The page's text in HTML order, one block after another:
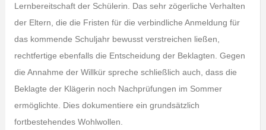
Lernbereitschaft der Schülerin. Das sehr zögerliche Verhalten
der Eltern, die die Fristen für die verbindliche Anmeldung für
das kommende Schuljahr bewusst verstreichen ließen,
rechtfertige ebenfalls die Entscheidung der Beklagten. Gegen
die Annahme der Willkür spreche schließlich auch, dass die
Beklagte der Klägerin noch Nachprüfungen im Sommer
ermöglichte. Dies dokumentiere ein grundsätzlich
fortbestehendes Wohlwollen.